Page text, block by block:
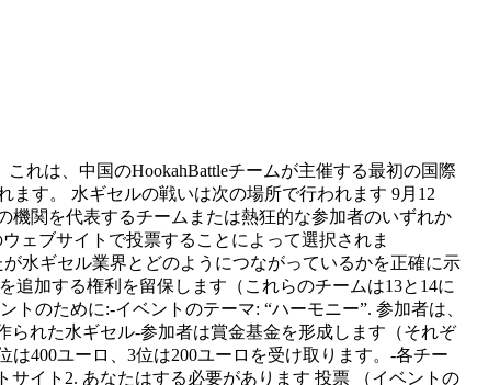
れは、中国のHookahBattleチームが主催する最初の国際
ます。 水ギセルの戦いは次の場所で行われます 9月12
機関を代表するチームまたは熱狂的な参加者のいずれか
ェブサイトで投票することによって選択されま
水ギセル業界とどのようにつながっているかを正確に示
追加する権利を留保します（これらのチームは13と14に
のために:-イベントのテーマ: “ハーモニー”. 参加者は、
れた水ギセル-参加者は賞金基金を形成します（それぞ
400ユーロ、3位は200ユーロを受け取ります。-各チー
サイト2. あなたはする必要があります 投票 （イベントの